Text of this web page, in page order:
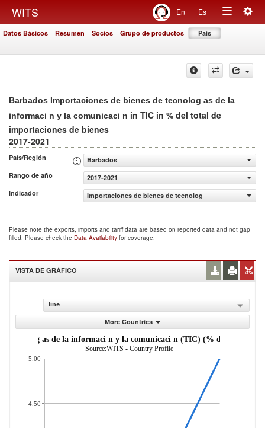
WITS En Es
Toggle
Datos Básicos Resumen Socios Grupo de productos País
Barbados Importaciones de bienes de tecnolog as de la
informaci n y la comunicaci n in TIC in % del total de
importaciones de bienes
2017-2021
País/Región
Barbados
Rango de año
2017-2021
Indicador
Importaciones de bienes de tecnolog as de la informaci
Please note the exports, imports and tariff data are based on reported data and not gap
filled. Please check the Data Availability for coverage.
VISTA DE GRÁFICO
line
More Countries
tecnolog as de la informaci n y la comunicaci n (TIC) (% del total de
Source:WITS - Country Profile
5.00
4.50